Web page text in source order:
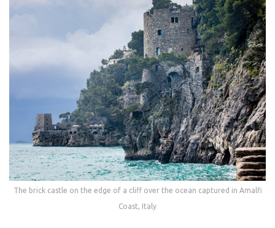
The brick castle on the edge of a cliff over the ocean captured in Amalfi
Coast, Italy